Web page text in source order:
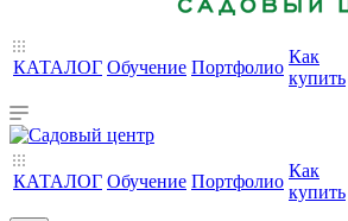
КАТАЛОГ Обучение Портфолио
Как
купить
КАТАЛОГ Обучение Портфолио
Как
купить